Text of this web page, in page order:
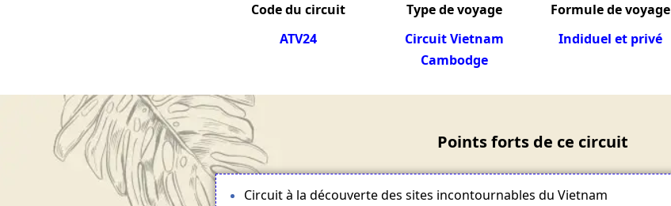
Code du circuit
ATV24
Type de voyage
Circuit Vietnam
Cambodge
Formule de voyage
Indiduel et privé
Points forts de ce circuit
Circuit à la découverte des sites incontournables du Vietnam